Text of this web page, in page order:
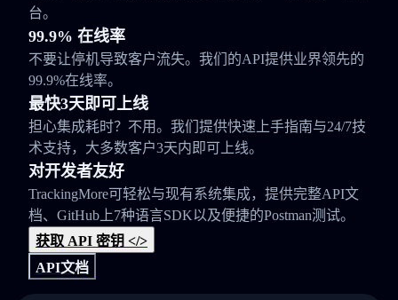
台。
99.9% 在线率
不要让停机导致客户流失。我们的API提供业界领先的
99.9%在线率。
最快3天即可上线
担心集成耗时？不用。我们提供快速上手指南与24/7技
术支持，大多数客户3天内即可上线。
对开发者友好
TrackingMore可轻松与现有系统集成，提供完整API文
档、GitHub上7种语言SDK以及便捷的Postman测试。
获取 API 密钥 </>
API文档